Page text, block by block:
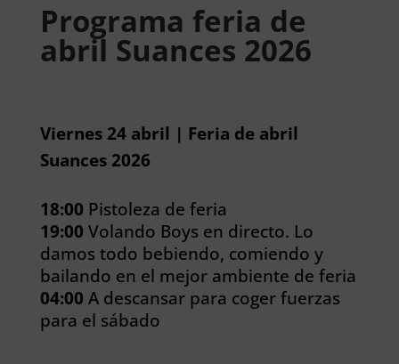
Programa feria de
abril Suances 2026
Viernes 24 abril | Feria de abril
Suances 2026
18:00 Pistoleza de feria
19:00 Volando Boys en directo. Lo
damos todo bebiendo, comiendo y
bailando en el mejor ambiente de feria
04:00 A descansar para coger fuerzas
para el sábado